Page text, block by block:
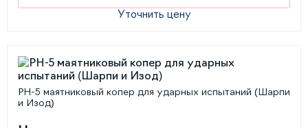
Уточнить цену
РН-5 маятниковый копер для ударных испытаний (Шарпи
и Изод)